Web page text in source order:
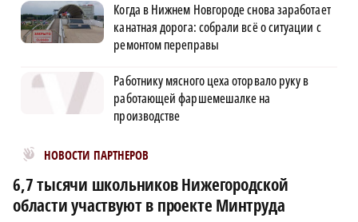
Когда в Нижнем Новгороде снова заработает
канатная дорога: собрали всё о ситуации с
ремонтом переправы
Работнику мясного цеха оторвало руку в
работающей фаршемешалке на
производстве
НОВОСТИ ПАРТНЕРОВ
Новости МирТесен
6,7 тысячи школьников Нижегородской
области участвуют в проекте Минтруда